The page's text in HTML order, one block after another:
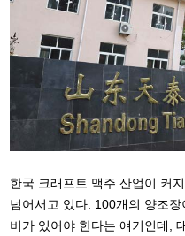
한국 크래프트 맥주 산업이 커
넘어서고 있다. 100개의 양조
비가 있어야 한다는 얘기인데,